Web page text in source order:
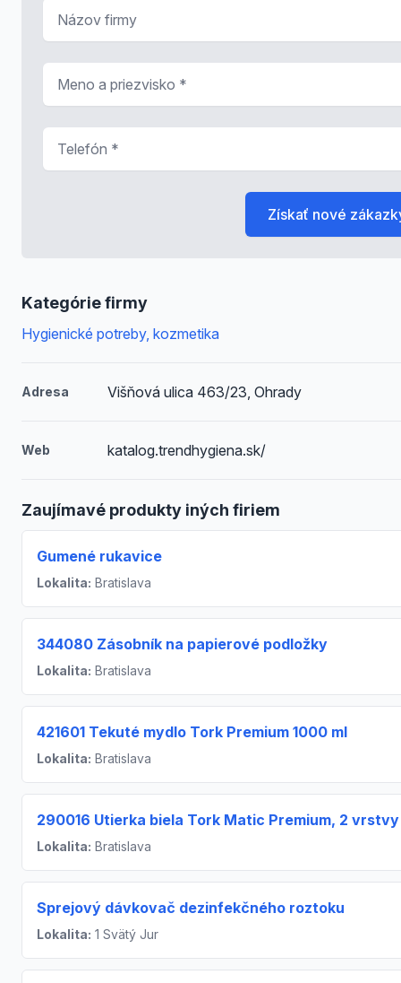
Kategórie firmy
Hygienické potreby, kozmetika
Adresa Višňová ulica 463/23, Ohrady
Web katalog.trendhygiena.sk/
Zaujímavé produkty iných firiem
Gumené rukavice
Lokalita: Bratislava
344080 Zásobník na papierové podložky
Lokalita: Bratislava
421601 Tekuté mydlo Tork Premium 1000 ml
Lokalita: Bratislava
290016 Utierka biela Tork Matic Premium, 2 vrstvy
Lokalita: Bratislava
Sprejový dávkovač dezinfekčného roztoku
Lokalita: 1 Svätý Jur
Získať nové